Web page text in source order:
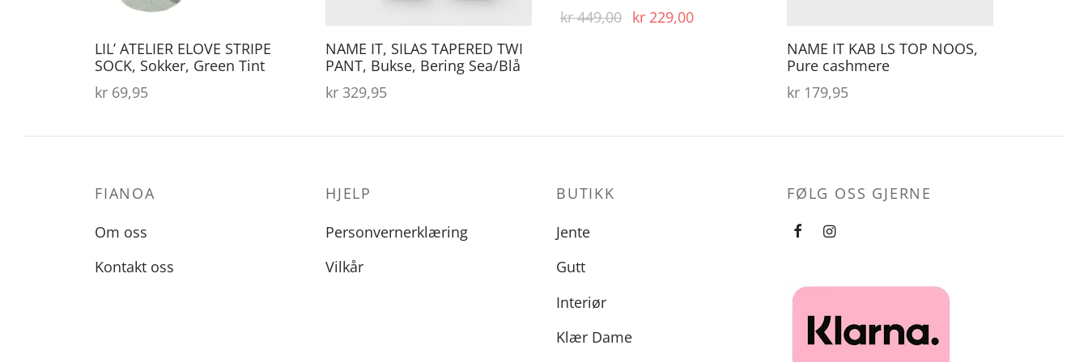
LIL’ ATELIER ELOVE STRIPE
SOCK, Sokker, Green Tint
kr 69,95
NAME IT, SILAS TAPERED TWI
PANT, Bukse, Bering Sea/Blå
kr 329,95
kr449,00 Opprinnelig
kr 229,00
NAME IT KAB LS TOP NOOS,
Pure cashmere
kr 179,95
FIANOA
Om oss
Kontakt oss
HJELP
Personvernerklæring
Vilkår
BUTIKK
Jente
Gutt
Interiør
Klær Dame
FØLG OSS GJERNE